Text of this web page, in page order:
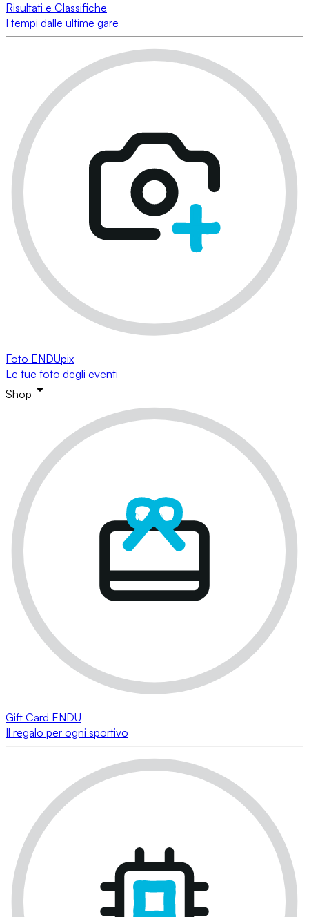
Risultati e Classifiche
I tempi dalle ultime gare
Foto ENDUpix
Le tue foto degli eventi
Shop
Gift Card ENDU
Il regalo per ogni sportivo